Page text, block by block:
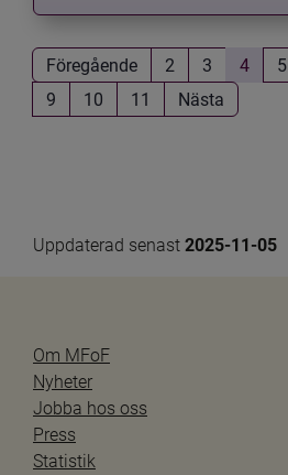
Föregående 2 3 4 5
9
10 11 Nästa
Uppdaterad senast 2025-11-05
Om MFoF
Nyheter
Jobba hos oss
Press
Statistik